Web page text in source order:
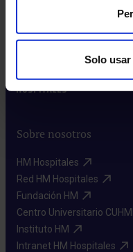
Solo
Sobre nosotros
HM Hospitales​
Red HM Hospitales​
Fundación HM​
Centro Universitario
Instituto HM​
Intranet HM Hospitales​